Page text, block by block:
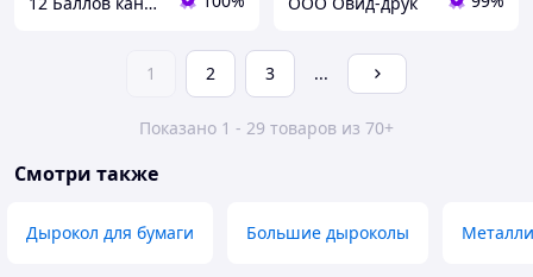
1 2 3 ...
Показано 1 - 29 товаров из 70+
Смотри также
Дырокол для бумаги Большие дыроколы